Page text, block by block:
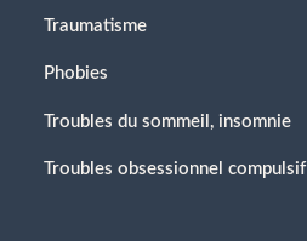
Traumatisme
Phobies
Troubles du sommeil, insomnie
Troubles obsessionnel compulsif